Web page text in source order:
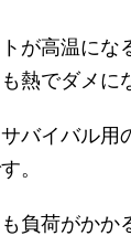
が高温にな
熱でダメに
バイバル用
。
負荷がかか